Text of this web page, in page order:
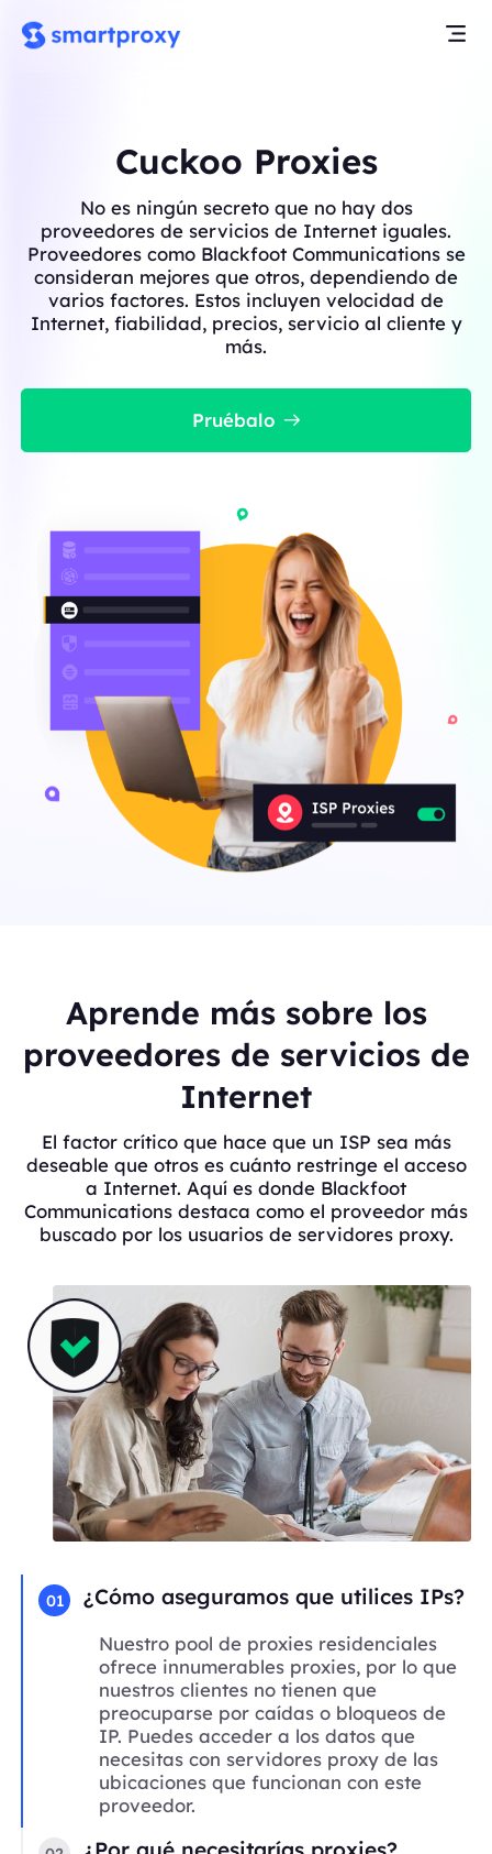
Cuckoo Proxies
No es ningún secreto que no hay dos
proveedores de servicios de Internet iguales.
Proveedores como Blackfoot Communications se
consideran mejores que otros, dependiendo de
varios factores. Estos incluyen velocidad de
Internet, fiabilidad, precios, servicio al cliente y
más.
Pruébalo
Aprende más sobre los
proveedores de servicios de
Internet
El factor crítico que hace que un ISP sea más
deseable que otros es cuánto restringe el acceso
a Internet. Aquí es donde Blackfoot
Communications destaca como el proveedor más
buscado por los usuarios de servidores proxy.
01 ¿Cómo aseguramos que utilices IPs?
Nuestro pool de proxies residenciales
ofrece innumerables proxies, por lo que
nuestros clientes no tienen que
preocuparse por caídas o bloqueos de
IP. Puedes acceder a los datos que
necesitas con servidores proxy de las
ubicaciones que funcionan con este
proveedor.